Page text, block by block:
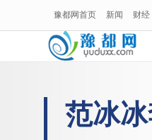
豫都网首页 新闻 财经
范冰